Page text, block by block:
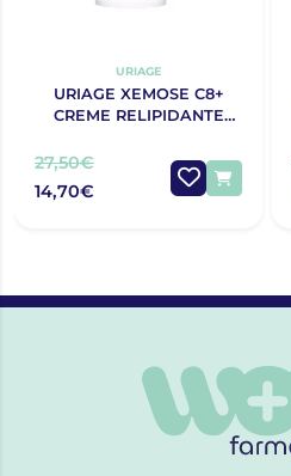
URIAGE
URIAGE XEMOSE C8+
CREME RELIPIDANTE
27,50€
14,70€